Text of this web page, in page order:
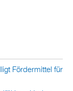
Fördermittel für